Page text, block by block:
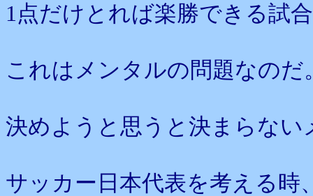
1点だけとれば楽勝できる試
これはメンタルの問題なのだ
決めようと思うと決まらない
サッカー日本代表を考える